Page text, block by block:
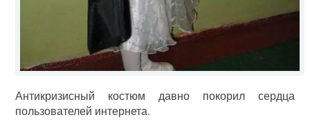
Антикризисный костюм давно покорил сердца
пользователей интернета.